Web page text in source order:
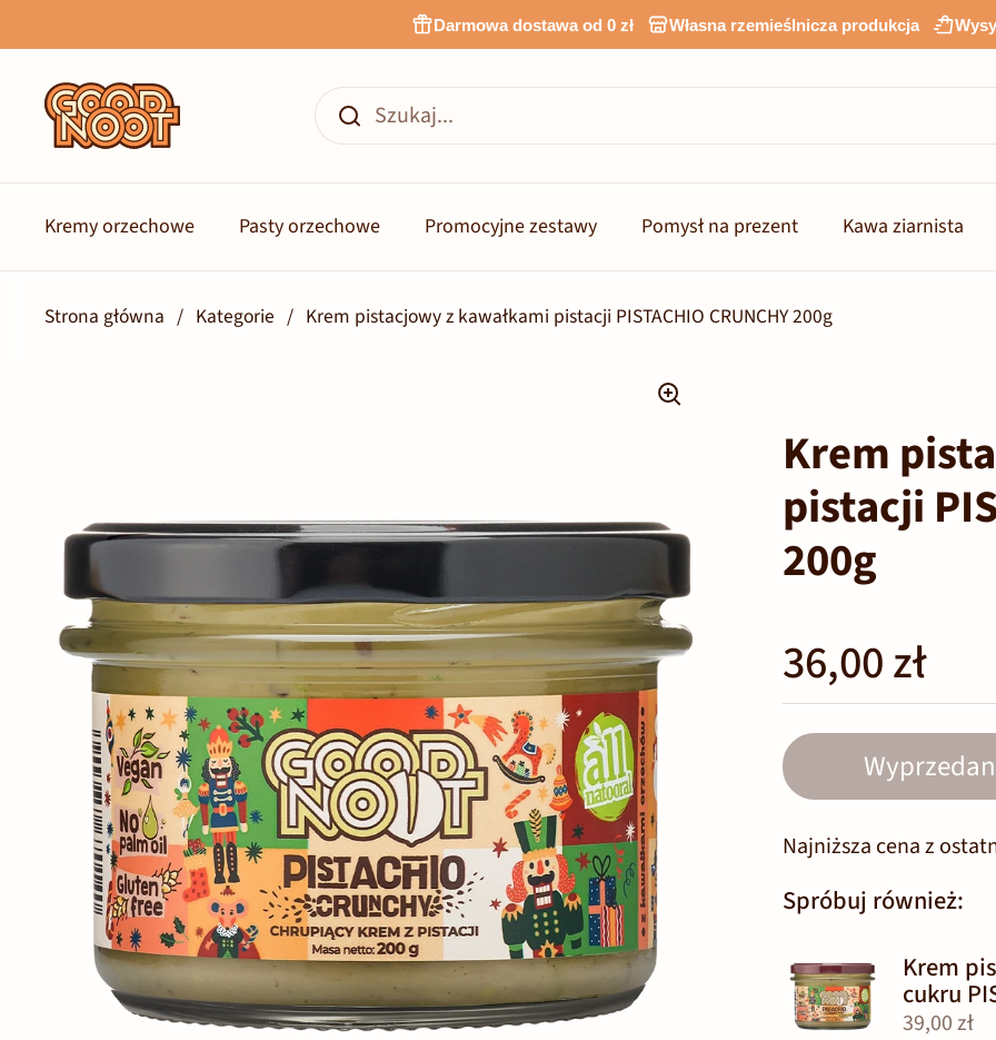
Darmowa dostawa od 0 zł Własna rzemieślnicza produkcja
Kremy orzechowe Pasty orzechowe Promocyjne zestawy Pomysł na prezent Kawa ziarnista
Strona główna / Kategorie / Krem pistacjowy z kawałkami pistacji PISTACHIO CRUNCHY 200g
Krem
pistacji
200g
36,00 zł
Najniższa cena z
Spróbuj również:
Krem
cukru
39,00 zł